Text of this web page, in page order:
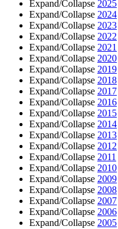
Expand/Collapse 2025
Expand/Collapse 2024
Expand/Collapse 2023
Expand/Collapse 2022
Expand/Collapse 2021
Expand/Collapse 2020
Expand/Collapse 2019
Expand/Collapse 2018
Expand/Collapse 2017
Expand/Collapse 2016
Expand/Collapse 2015
Expand/Collapse 2014
Expand/Collapse 2013
Expand/Collapse 2012
Expand/Collapse 2011
Expand/Collapse 2010
Expand/Collapse 2009
Expand/Collapse 2008
Expand/Collapse 2007
Expand/Collapse 2006
Expand/Collapse 2005